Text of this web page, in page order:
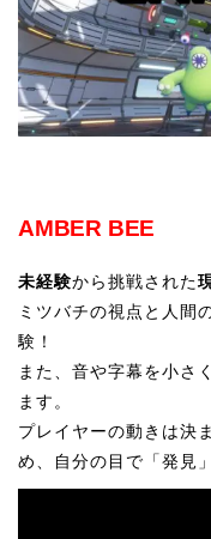
AMBER BEE
未経験から挑戦された
ミツバチの視点と人間
験！
また、音や字幕を小さ
ます。
プレイヤーの動きは決
め、自分の目で「発見